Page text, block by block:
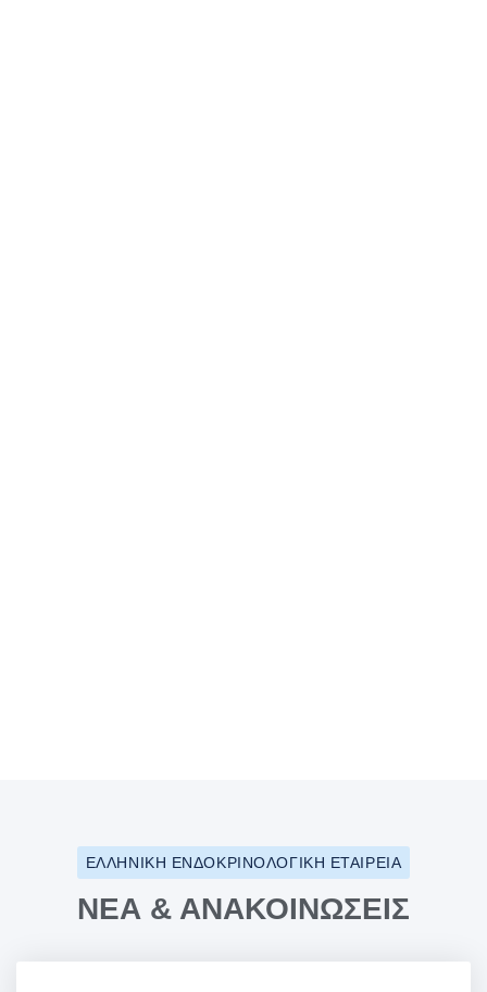
ΕΛΛΗΝΙΚΗ ΕΝΔΟΚΡΙΝΟΛΟΓΙΚΗ ΕΤΑΙΡΕΙΑ
ΝΕΑ & ΑΝΑΚΟΙΝΩΣΕΙΣ